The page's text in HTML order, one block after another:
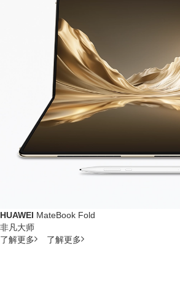
HUAWEI MateBook Fold
非凡大师
了解更多
了解更多